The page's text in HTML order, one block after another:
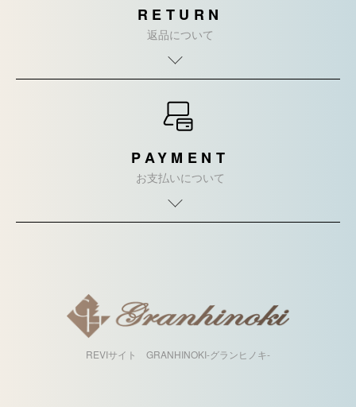
RETURN
返品について
PAYMENT
お支払いについて
REVIサイト GRANHINOKI-グランヒノキ-